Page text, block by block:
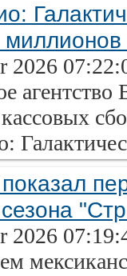
2026
кассовых
2026